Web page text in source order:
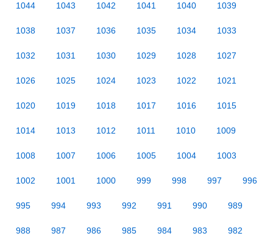
1044 1043 1042 1041 1040 1039
1038 1037 1036 1035 1034 1033
1032 1031 1030 1029 1028 1027
1026 1025 1024 1023 1022 1021
1020 1019 1018 1017 1016 1015
1014 1013 1012 1011 1010 1009
1008 1007 1006 1005 1004 1003
1002 1001 1000 999 998 997 996
995 994 993 992 991 990 989
988 987 986 985 984 983 982